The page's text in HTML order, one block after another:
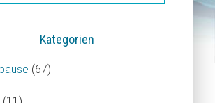
Kategorien
(67)